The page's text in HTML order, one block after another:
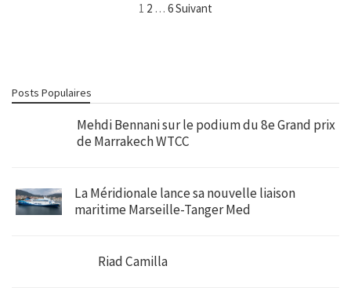
1 2 … 6Suivant
Posts Populaires
Mehdi Bennani sur le podium du 8e Grand prix
de Marrakech WTCC
La Méridionale lance sa nouvelle liaison
maritime Marseille-Tanger Med
Riad Camilla